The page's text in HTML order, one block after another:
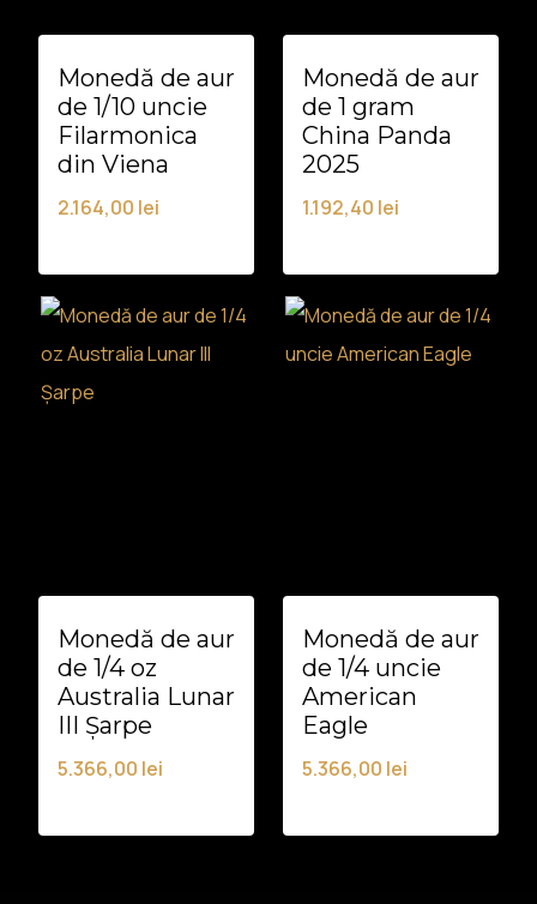
Monedă de aur
de 1/10 uncie
Filarmonica
din Viena
2.164,00 lei
Monedă de aur
de 1 gram
China Panda
2025
1.192,40 lei
Monedă de aur
de 1/4 oz
Australia Lunar
III Șarpe
5.366,00 lei
Monedă de aur
de 1/4 uncie
American
Eagle
5.366,00 lei